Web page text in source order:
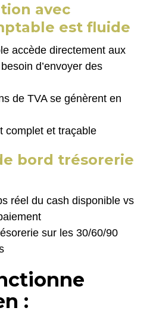
avec
est fluide
accède directement aux
d’envoyer des
de TVA se génèrent en
complet et traçable
bord trésorerie
réel du cash disponible vs
sur les 30/60/90
: